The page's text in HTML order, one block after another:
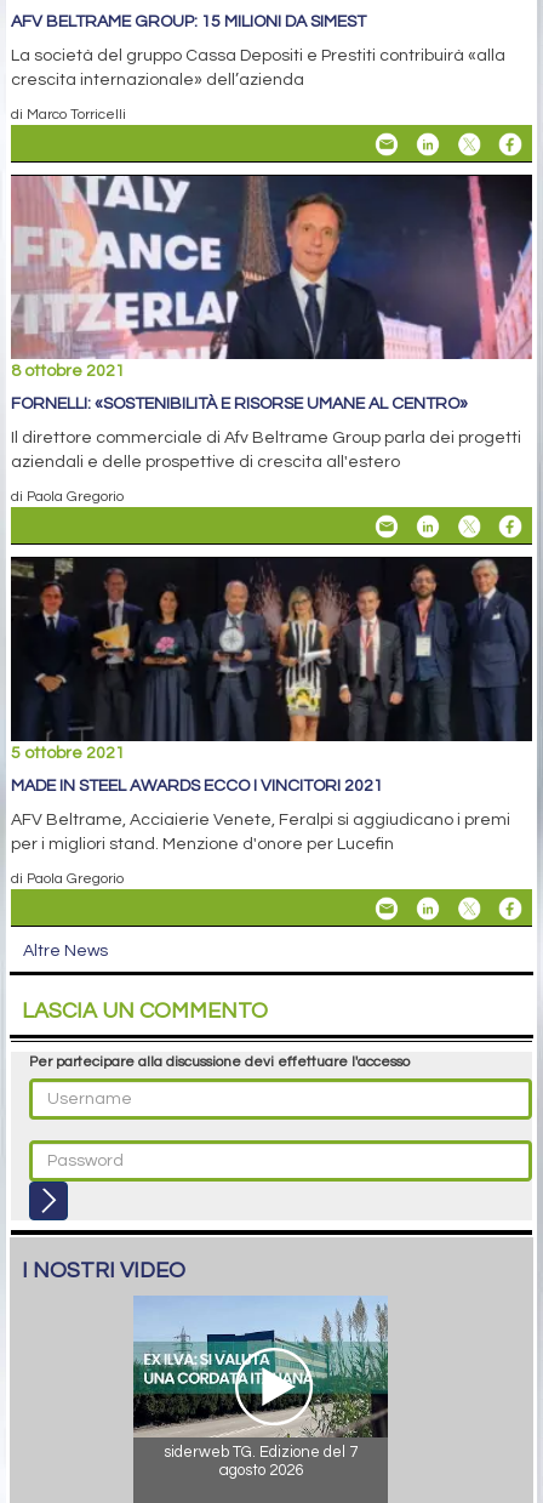
AFV BELTRAME GROUP: 15 MILIONI DA SIMEST
La società del gruppo Cassa Depositi e Prestiti contribuirà «alla
crescita internazionale» dell’azienda
di Marco Torricelli
8 ottobre 2021
FORNELLI: «SOSTENIBILITÀ E RISORSE UMANE AL CENTRO»
Il direttore commerciale di Afv Beltrame Group parla dei progetti
aziendali e delle prospettive di crescita all'estero
di Paola Gregorio
5 ottobre 2021
MADE IN STEEL AWARDS ECCO I VINCITORI 2021
AFV Beltrame, Acciaierie Venete, Feralpi si aggiudicano i premi
per i migliori stand. Menzione d'onore per Lucefin
di Paola Gregorio
Altre News
LASCIA UN COMMENTO
Per partecipare alla discussione devi effettuare l'accesso
I NOSTRI VIDEO
siderweb TG. Edizione del 7
agosto 2026